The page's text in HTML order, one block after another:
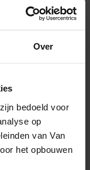
Over
bedoeld voor
op
van Van
het opbouwen
groen